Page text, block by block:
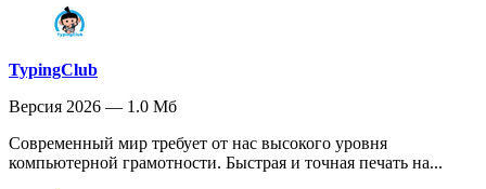
TypingClub
Версия 2026 — 1.0 Мб
Современный мир требует от нас высокого уровня
компьютерной грамотности. Быстрая и точная печать на...